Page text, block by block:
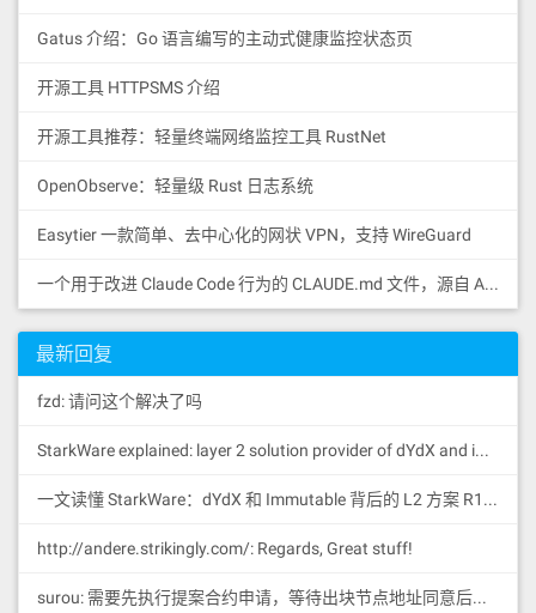
Gatus 介绍：Go 语言编写的主动式健康监控状态页
开源工具 HTTPSMS 介绍
开源工具推荐：轻量终端网络监控工具 RustNet
OpenObserve：轻量级 Rust 日志系统
Easytier 一款简单、去中心化的网状 VPN，支持 WireGuard
一个用于改进 Claude Code 行为的 CLAUDE.md 文件，源自 Andrej Karpathy 对 LLM 编码陷阱的观察。
最新回复
fzd: 请问这个解决了吗
StarkWare explained: layer 2 solution provider of dYdX and iMMUTABLE R11; BitKeep News: [...]Layer 2: https://...
一文读懂 StarkWare：dYdX 和 Immutable 背后的 L2 方案 R11; BitKeep 博客: [...]Layer 2:Comparing Laye...
http://andere.strikingly.com/: Regards, Great stuff!
surou: 需要先执行提案合约申请，等待出块节点地址同意后，才会进...